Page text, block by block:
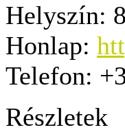
Helyszín:
Honlap:
Telefon:
Részletek